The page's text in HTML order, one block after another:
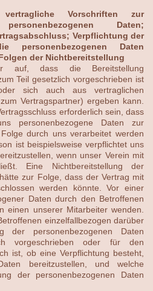
Vorschriften zur
Daten;
Verpflichtung der
personenbezogenen Daten
der Nichtbereitstellung
auf, dass die Bereitstellung
Teil gesetzlich vorgeschrieben ist
sich auch aus vertraglichen
Vertragspartner) ergeben kann.
erforderlich sein, dass
personenbezogene Daten zur
durch uns verarbeitet werden
ist beispielsweise verpflichtet uns
wenn unser Verein mit
Eine Nichtbereitstellung der
zur Folge, dass der Vertrag mit
werden könnte. Vor einer
Daten durch den Betroffenen
einen unserer Mitarbeiter wenden.
einzelfallbezogen darüber
der personenbezogenen Daten
vorgeschrieben oder für den
ist, ob eine Verpflichtung besteht,
bereitzustellen, und welche
der personenbezogenen Daten